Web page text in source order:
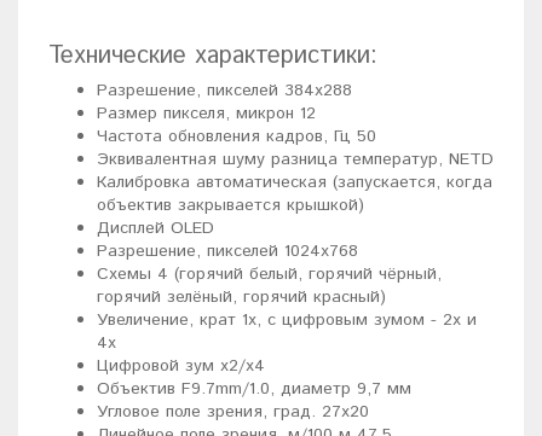
Технические характеристики:
Разрешение, пикселей 384x288
Размер пикселя, микрон 12
Частота обновления кадров, Гц 50
Эквивалентная шуму разница температур, NETD
Калибровка автоматическая (запускается, когда
объектив закрывается крышкой)
Дисплей OLED
Разрешение, пикселей 1024x768
Схемы 4 (горячий белый, горячий чёрный,
горячий зелёный, горячий красный)
Увеличение, крат 1x, с цифровым зумом - 2x и
4x
Цифровой зум x2/x4
Объектив F9.7mm/1.0, диаметр 9,7 мм
Угловое поле зрения, град. 27x20